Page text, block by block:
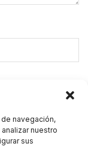
navegación,
nuestro
sus